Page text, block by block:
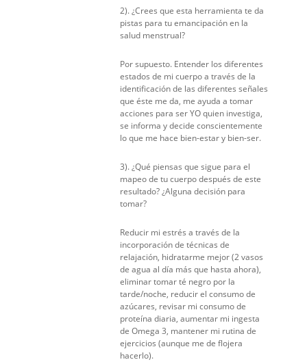
2). ¿Crees que esta herramienta te da
pistas para tu emancipación en la
salud menstrual?
Por supuesto. Entender los diferentes
estados de mi cuerpo a través de la
identificación de las diferentes señales
que éste me da, me ayuda a tomar
acciones para ser YO quien investiga,
se informa y decide conscientemente
lo que me hace bien-estar y bien-ser.
3). ¿Qué piensas que sigue para el
mapeo de tu cuerpo después de este
resultado? ¿Alguna decisión para
tomar?
Reducir mi estrés a través de la
incorporación de técnicas de
relajación, hidratarme mejor (2 vasos
de agua al día más que hasta ahora),
eliminar tomar té negro por la
tarde/noche, reducir el consumo de
azúcares, revisar mi consumo de
proteína diaria, aumentar mi ingesta
de Omega 3, mantener mi rutina de
ejercicios (aunque me de flojera
hacerlo).